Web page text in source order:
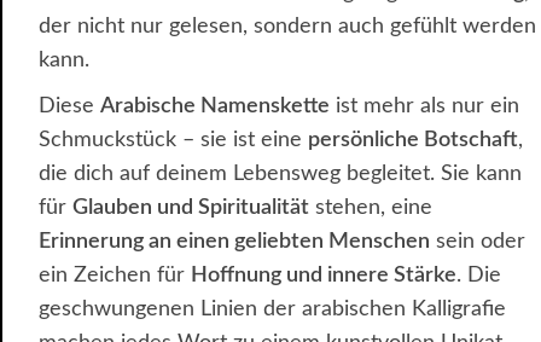
der nicht nur gelesen, sondern auch gefühlt werden
kann.
Diese Arabische Namenskette ist mehr als nur ein
Schmuckstück – sie ist eine persönliche Botschaft,
die dich auf deinem Lebensweg begleitet. Sie kann
für Glauben und Spiritualität stehen, eine
Erinnerung an einen geliebten Menschen sein oder
ein Zeichen für Hoffnung und innere Stärke. Die
geschwungenen Linien der arabischen Kalligrafie